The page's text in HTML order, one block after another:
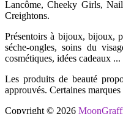
Lancôme, Cheeky Girls,
Creightons.
Présentoirs à bijoux, bijoux,
séche-ongles, soins du
cosmétiques, idées cadeaux ...
Les produits de beauté
approuvés. Certaines
Copyright © 2026